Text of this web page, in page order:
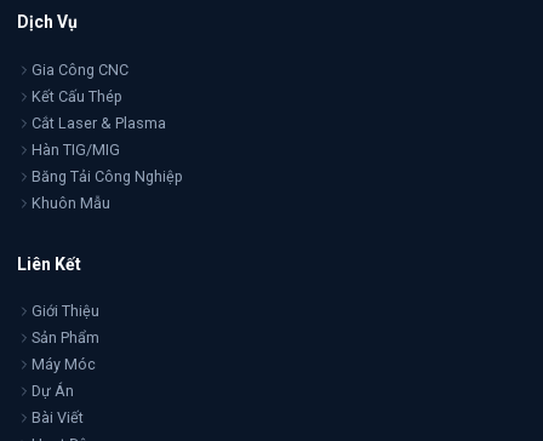
Dịch Vụ
Gia Công CNC
Kết Cấu Thép
Cắt Laser & Plasma
Hàn TIG/MIG
Băng Tải Công Nghiệp
Khuôn Mẫu
Liên Kết
Giới Thiệu
Sản Phẩm
Máy Móc
Dự Án
Bài Viết